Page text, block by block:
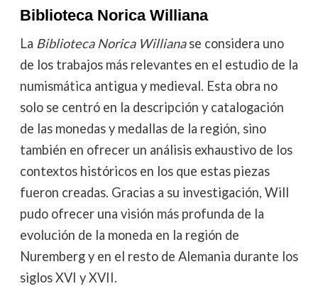
Biblioteca Norica Williana
La Biblioteca Norica Willianase considera uno
de los trabajos más relevantes en el estudio de la
numismática antigua y medieval. Esta obra no
solo se centró en la descripción y catalogación
de las monedas y medallas de la región, sino
también en ofrecer un análisis exhaustivo de los
contextos históricos en los que estas piezas
fueron creadas. Gracias a su investigación, Will
pudo ofrecer una visión más profunda de la
evolución de la moneda en la región de
Nuremberg y en el resto de Alemania durante los
siglos XVI y XVII.